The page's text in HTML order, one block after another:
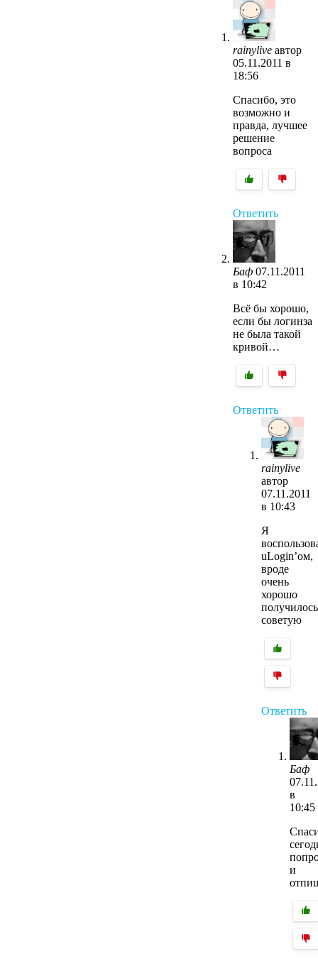
rainylive автор
05.11.2011 в
18:56
Спасибо, это
возможно и
правда, лучшее
решение
вопроса
Ответить
Баф 07.11.2011
в 10:42
Всё бы хорошо,
если бы логинза
не была такой
кривой…
Ответить
rainylive
автор
07.11.2011
в 10:43
Я
uLogin’ом,
вроде
очень
хорошо
советую
Ответить
Баф
в
10:45
и